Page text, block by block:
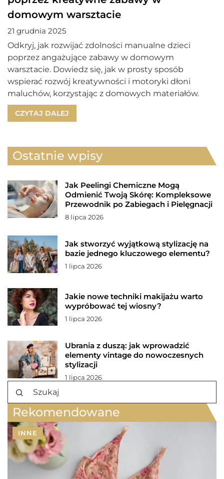
domowym warsztacie
21 grudnia 2025
Odkryj, jak rozwijać zdolności manualne dzieci
poprzez angażujące zabawy w domowym
warsztacie. Dowiedz się, jak w prosty sposób
wspierać rozwój kreatywności i motoryki dłoni
maluchów, korzystając z domowych materiałów.
CZYTAJ DALEJ
Ostatnie wpisy
Jak Peelingi Chemiczne Mogą
Odmienić Twoją Skórę: Kompleksowe
Przewodnik po Zabiegach i Pielęgnacji
8 lipca 2026
Jak stworzyć wyjątkową stylizację na
bazie jednego kluczowego elementu?
1 lipca 2026
Jakie nowe techniki makijażu warto
wypróbować tej wiosny?
1 lipca 2026
Ubrania z duszą: jak wprowadzić
elementy vintage do nowoczesnych
stylizacji
1 lipca 2026
Rekomendowane
INNE